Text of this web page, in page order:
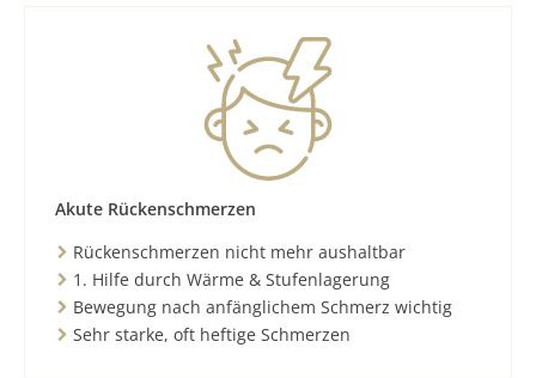
Akute Rückenschmerzen
Rückenschmerzen nicht mehr aushaltbar
1. Hilfe durch Wärme & Stufenlagerung
Bewegung nach anfänglichem Schmerz wichtig
Sehr starke, oft heftige Schmerzen